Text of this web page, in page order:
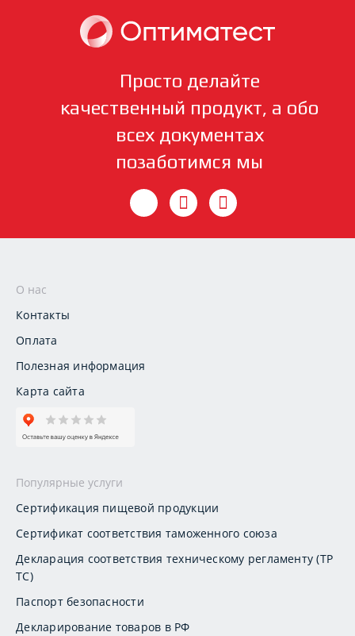
Просто делайте
качественный продукт, а обо
всех документах
позаботимся мы
О нас
Контакты
Оплата
Полезная информация
Карта сайта
Популярные услуги
Сертификация пищевой продукции
Сертификат соответствия таможенного союза
Декларация соответствия техническому регламенту (ТР
ТС)
Паспорт безопасности
Декларирование товаров в РФ